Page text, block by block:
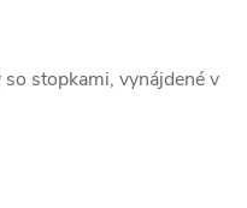
stopkami, vynájdené v